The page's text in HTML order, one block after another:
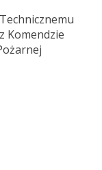
Komendzie